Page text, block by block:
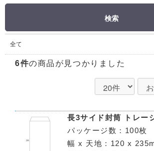
検索
全て
6件の商品が見つかりました
長3サイド封筒 トレー
パッケージ数：100枚
幅 x 天地：120 x